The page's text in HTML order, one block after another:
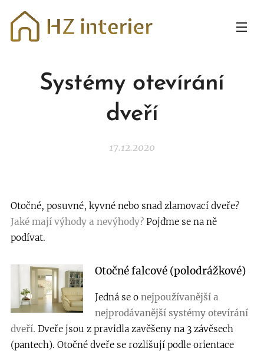
Systémy otevírání
dveří
17.12.2020
Otočné, posuvné, kyvné nebo snad zlamovací dveře?
Jaké mají výhody a nevýhody? Pojďme se na ně
podívat.
Otočné falcové (polodrážkové)
Jedná se o nejpoužívanější a
nejprodávanější systémy otevírání
dveří. Dveře jsou z pravidla zavěšeny na 3 závěsech
(pantech). Otočné dveře se rozlišují podle orientace